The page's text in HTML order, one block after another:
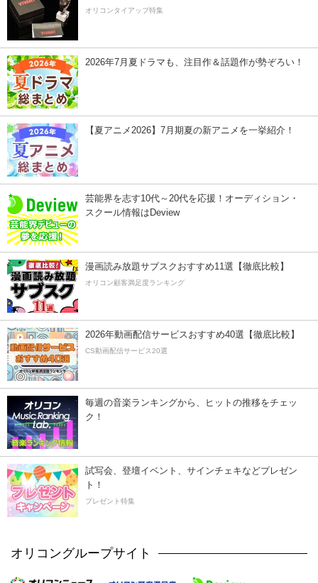
オリコンタイアップ特集
2026年7月夏ドラマも、注目作＆話題作が勢ぞろい！
【夏アニメ2026】7月期夏の新アニメを一挙紹介！
芸能界を志す10代～20代を応援！オーディション・
スクール情報はDeview
漫画読み放題サブスクおすすめ11選【徹底比較】
オリコン顧客満足度ランキング
2026年動画配信サービスおすすめ40選【徹底比較】
CS動画配信サービス20選
毎週の音楽ランキングから、ヒットの推移をチェッ
ク！
試写会、登壇イベント、サインチェキなどプレゼン
ト！
プレゼント特集
オリコングループサイト